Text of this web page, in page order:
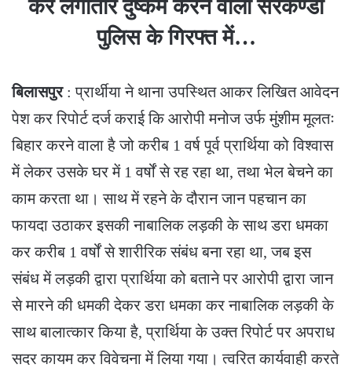
कर लगातार दुष्कर्म करने वाला सरकण्डा
पुलिस के गिरफ्त में…
बिलासपुर: प्रार्थीया ने थाना उपस्थित आकर लिखित आवेदन
पेश कर रिपोर्ट दर्ज कराई कि आरोपी मनोज उर्फ मुंशीम मूलतः
बिहार करने वाला है जो करीब 1 वर्ष पूर्व प्रार्थिया को विश्वास
में लेकर उसके घर में 1 वर्षों से रह रहा था, तथा भेल बेचने का
काम करता था। साथ में रहने के दौरान जान पहचान का
फायदा उठाकर इसकी नाबालिक लड़की के साथ डरा धमका
कर करीब 1 वर्षों से शारीरिक संबंध बना रहा था, जब इस
संबंध में लड़की द्वारा प्रार्थिया को बताने पर आरोपी द्वारा जान
से मारने की धमकी देकर डरा धमका कर नाबालिक लड़की के
साथ बालात्कार किया है, प्रार्थिया के उक्त रिपोर्ट पर अपराध
सदर कायम कर विवेचना में लिया गया। त्वरित कार्यवाही करते